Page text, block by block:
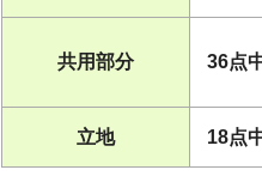
共用部分 36点
立地 18点